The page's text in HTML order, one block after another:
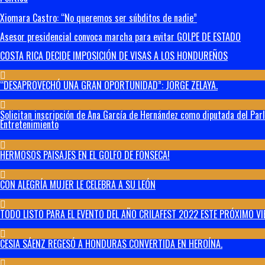
Xiomara Castro: “No queremos ser súbditos de nadie”
Asesor presidencial convoca marcha para evitar GOLPE DE ESTADO
COSTA RICA DECIDE IMPOSICIÓN DE VISAS A LOS HONDUREÑOS
“DESAPROVECHÓ UNA GRAN OPORTUNIDAD”: JORGE ZELAYA.
Solicitan inscripción de Ana García de Hernández como diputada del
Entretenimiento
HERMOSOS PAISAJES EN EL GOLFO DE FONSECA!
CON ALEGRÍA MUJER LE CELEBRA A SU LEÓN
TODO LISTO PARA EL EVENTO DEL AÑO CRILAFEST 2022 ESTE PRÓXIMO
CESIA SÁENZ REGESÓ A HONDURAS CONVERTIDA EN HEROÍNA.